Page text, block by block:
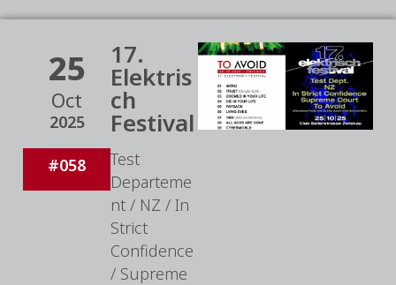
25
Oct
2025
#058
17.
Elektris
ch
Festival
Test
Departeme
nt / NZ / In
Strict
Confidence
/ Supreme